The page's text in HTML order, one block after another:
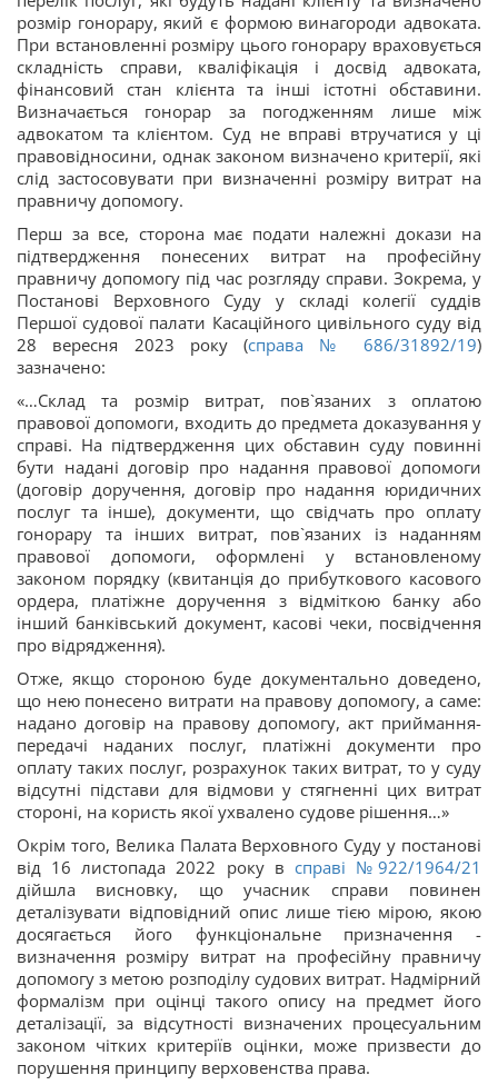
розмір гонорару, який є формою винагороди адвоката.
При встановленні розміру цього гонорару враховується
складність справи, кваліфікація і досвід адвоката,
фінансовий стан клієнта та інші істотні обставини.
Визначається гонорар за погодженням лише між
адвокатом та клієнтом. Суд не вправі втручатися у ці
правовідносини, однак законом визначено критерії, які
слід застосовувати при визначенні розміру витрат на
правничу допомогу.
Перш за все, сторона має подати належні докази на
підтвердження понесених витрат на професійну
правничу допомогу під час розгляду справи. Зокрема, у
Постанові Верховного Суду у складі колегії суддів
Першої судової палати Касаційного цивільного суду від
28 вересня 2023 року (справа № 686/31892/19)
зазначено:
«…Склад та розмір витрат, пов`язаних з оплатою
правової допомоги, входить до предмета доказування у
справі. На підтвердження цих обставин суду повинні
бути надані договір про надання правової допомоги
(договір доручення, договір про надання юридичних
послуг та інше), документи, що свідчать про оплату
гонорару та інших витрат, пов`язаних із наданням
правової допомоги, оформлені у встановленому
законом порядку (квитанція до прибуткового касового
ордера, платіжне доручення з відміткою банку або
інший банківський документ, касові чеки, посвідчення
про відрядження).
Отже, якщо стороною буде документально доведено,
що нею понесено витрати на правову допомогу, а саме:
надано договір на правову допомогу, акт приймання-
передачі наданих послуг, платіжні документи про
оплату таких послуг, розрахунок таких витрат, то у суду
відсутні підстави для відмови у стягненні цих витрат
стороні, на користь якої ухвалено судове рішення…»
Окрім того, Велика Палата Верховного Суду у постанові
від 16 листопада 2022 року в справі №922/1964/21
дійшла висновку, що учасник справи повинен
деталізувати відповідний опис лише тією мірою, якою
досягається його функціональне призначення -
визначення розміру витрат на професійну правничу
допомогу з метою розподілу судових витрат. Надмірний
формалізм при оцінці такого опису на предмет його
деталізації, за відсутності визначених процесуальним
законом чітких критеріїв оцінки, може призвести до
порушення принципу верховенства права.